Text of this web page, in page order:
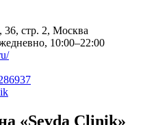
36, стр. 2, Москва
10:00–22:00
«Sevda Clinik»